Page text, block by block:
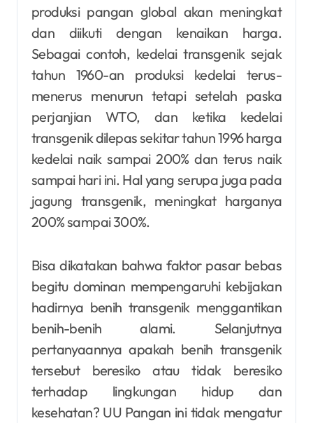
produksi pangan global akan meningkat
dan diikuti dengan kenaikan harga.
Sebagai contoh, kedelai transgenik sejak
tahun 1960-an produksi kedelai terus-
menerus menurun tetapi setelah paska
perjanjian WTO, dan ketika kedelai
transgenik dilepas sekitar tahun 1996 harga
kedelai naik sampai 200% dan terus naik
sampai hari ini. Hal yang serupa juga pada
jagung transgenik, meningkat harganya
200% sampai 300%.
Bisa dikatakan bahwa faktor pasar bebas
begitu dominan mempengaruhi kebijakan
hadirnya benih transgenik menggantikan
benih-benih alami. Selanjutnya
pertanyaannya apakah benih transgenik
tersebut beresiko atau tidak beresiko
terhadap lingkungan hidup dan
kesehatan? UU Pangan ini tidak mengatur